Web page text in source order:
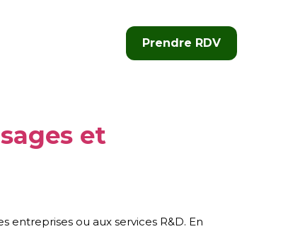
Prendre RDV
et
entreprises ou aux services R&D. En